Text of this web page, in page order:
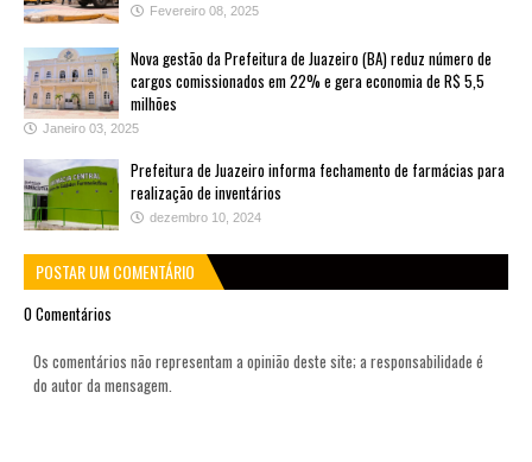
Fevereiro 08, 2025
Nova gestão da Prefeitura de Juazeiro (BA) reduz número de
cargos comissionados em 22% e gera economia de R$ 5,5
milhões
Janeiro 03, 2025
Prefeitura de Juazeiro informa fechamento de farmácias para
realização de inventários
dezembro 10, 2024
POSTAR UM COMENTÁRIO
0 Comentários
Os comentários não representam a opinião deste site; a responsabilidade é
do autor da mensagem.